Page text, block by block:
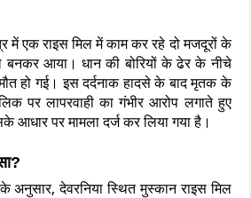
में एक राइस मिल में काम कर रहे दो मजदूरों के
बनकर आया। धान की बोरियों के ढेर के नीचे
हो गई। इस दर्दनाक हादसे के बाद मृतक के
पर लापरवाही का गंभीर आरोप लगाते हुए
आधार पर मामला दर्ज कर लिया गया है।
अनुसार, देवरनिया स्थित मुस्कान राइस मिल